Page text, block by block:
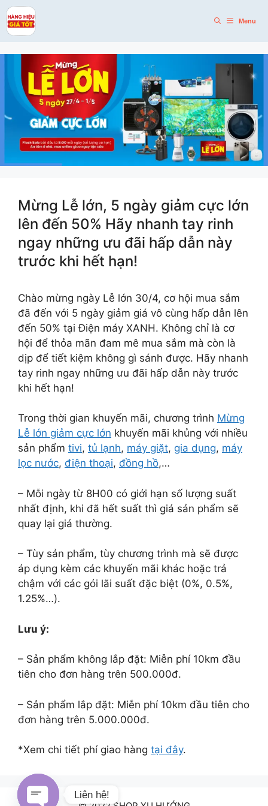
Skip
to
content
Menu
Mừng Lễ lớn, 5 ngày giảm cực lớn
lên đến 50% Hãy nhanh tay rinh
ngay những ưu đãi hấp dẫn này
trước khi hết hạn!
Chào mừng ngày Lễ lớn 30/4, cơ hội mua sắm
đã đến với 5 ngày giảm giá vô cùng hấp dẫn lên
đến 50% tại Điện máy XANH. Không chỉ là cơ
hội để thỏa mãn đam mê mua sắm mà còn là
dịp để tiết kiệm không gì sánh được. Hãy nhanh
tay rinh ngay những ưu đãi hấp dẫn này trước
khi hết hạn!
Trong thời gian khuyến mãi, chương trình Mừng
Lễ lớn giảm cực lớn khuyến mãi khủng với nhiều
sản phẩm tivi, tủ lạnh, máy giặt, gia dụng, máy
lọc nước, điện thoại, đồng hồ,…
– Mỗi ngày từ 8H00 có giới hạn số lượng suất
nhất định, khi đã hết suất thì giá sản phẩm sẽ
quay lại giá thường.
– Tùy sản phẩm, tùy chương trình mà sẽ được
áp dụng kèm các khuyến mãi khác hoặc trả
chậm với các gói lãi suất đặc biệt (0%, 0.5%,
1.25%…).
Lưu ý:
– Sản phẩm không lắp đặt: Miễn phí 10km đầu
tiên cho đơn hàng trên 500.000đ.
– Sản phẩm lắp đặt: Miễn phí 10km đầu tiên cho
đơn hàng trên 5.000.000đ.
*Xem chi tiết phí giao hàng tại đây.
Liên hệ!